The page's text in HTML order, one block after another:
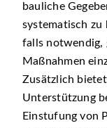
bauliche
systematisch zu
falls notwendig,
Maßnahmen
Zusätzlich
Unterstützung
Einstufung von